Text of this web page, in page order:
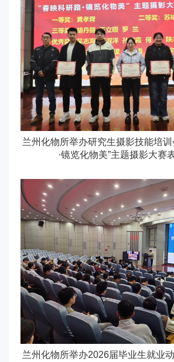
兰州化物所举办研究生摄影技能培训
·镜览化物美”主题摄影大赛
兰州化物所举办2026届毕业生就业